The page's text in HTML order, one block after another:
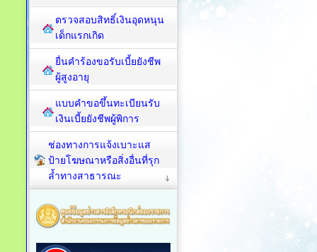
ตรวจสอบสิทธิ์เงินอุดหนุน
เด็กแรกเกิด
ยื่นคำร้องขอรับเบี้ยยังชีพ
ผู้สูงอายุ
แบบคำขอขึ้นทะเบียนรับ
เงินเบี้ยยังชีพผู้พิการ
ช่องทางการแจ้งเบาะแส
ป้ายโฆษณาหรือสิ่งอื่นที่รุก
ล้ำทางสาธารณะ